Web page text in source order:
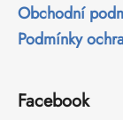
Obchodní
Podmínky
Facebook